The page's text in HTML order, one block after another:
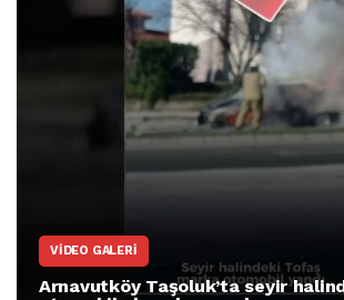
VIDEO GALERI
Arnavutköy Taşoluk’ta seyir